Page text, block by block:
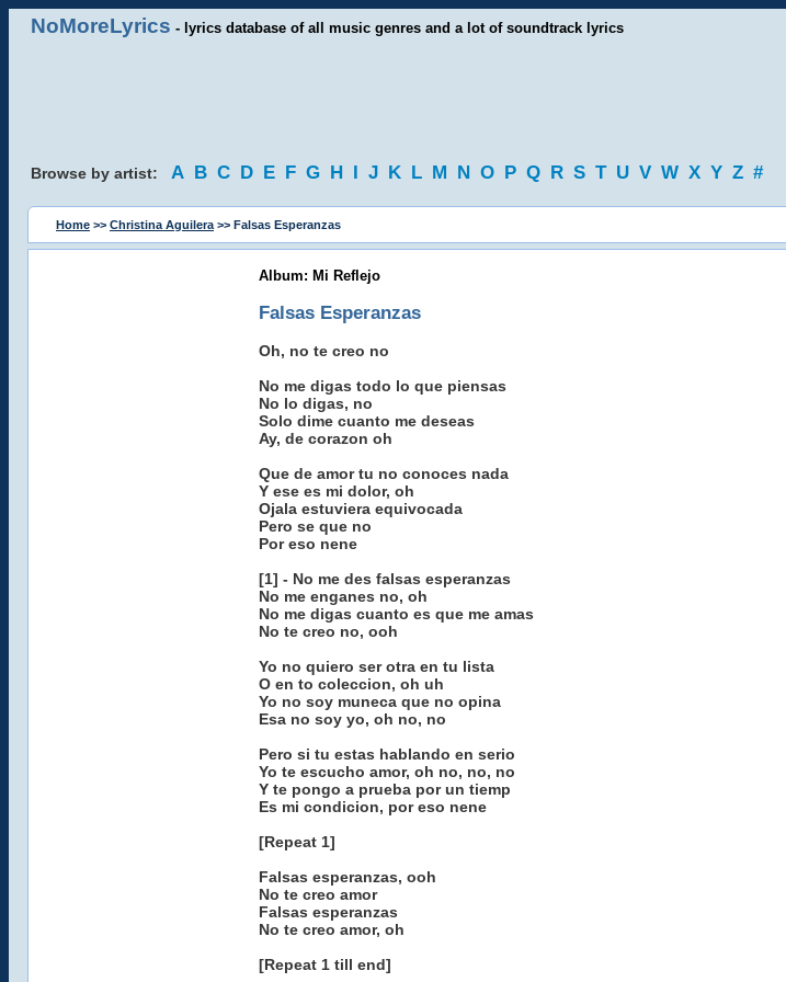
NoMoreLyrics - lyrics database of all music genres and a lot of soundtrack lyrics
Browse by artist: A B C D E F G H I J K L M N O P Q R S T U V W X Y Z #
Home >> Christina Aguilera >> Falsas Esperanzas
Album: Mi Reflejo
Falsas Esperanzas
Oh, no te creo no
No me digas todo lo que piensas
No lo digas, no
Solo dime cuanto me deseas
Ay, de corazon oh
Que de amor tu no conoces nada
Y ese es mi dolor, oh
Ojala estuviera equivocada
Pero se que no
Por eso nene
[1] - No me des falsas esperanzas
No me enganes no, oh
No me digas cuanto es que me amas
No te creo no, ooh
Yo no quiero ser otra en tu lista
O en to coleccion, oh uh
Yo no soy muneca que no opina
Esa no soy yo, oh no, no
Pero si tu estas hablando en serio
Yo te escucho amor, oh no, no, no
Y te pongo a prueba por un tiemp
Es mi condicion, por eso nene
[Repeat 1]
Falsas esperanzas, ooh
No te creo amor
Falsas esperanzas
No te creo amor, oh
[Repeat 1 till end]